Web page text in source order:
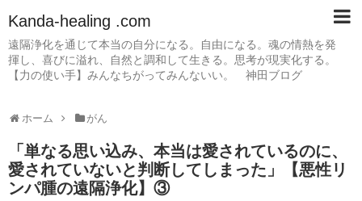
Kanda-healing .com
遠隔浄化を通じて本当の自分になる。自由になる。魂の情熱を発
揮し、喜びに溢れ、自然と調和して生きる。思考が現実化する。
【力の使い手】みんなちがってみんないい。 神田ブログ
ホーム がん
「単なる思い込み、本当は愛されているのに、
愛されていないと判断してしまった」【悪性リ
ンパ腫の遠隔浄化】③